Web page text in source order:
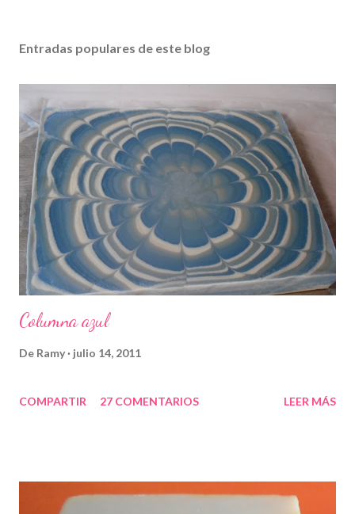
Entradas populares de este blog
Columna azul
De Ramy julio 14, 2011
COMPARTIR 27 COMENTARIOS LEER MÁS